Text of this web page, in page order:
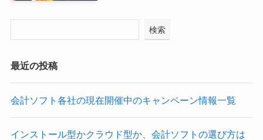
検索
最近の投稿
会計ソフト各社の現在開催中のキャンペーン情報一覧
インストール型かクラウド型か、会計ソフトの選び方は